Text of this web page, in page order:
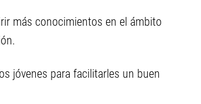
más conocimientos en el ámbito
jóvenes para facilitarles un buen